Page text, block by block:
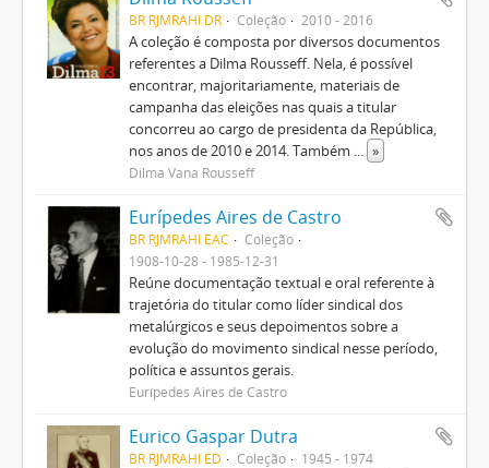
BR RJMRAHI DR Coleção 2010 - 2016
A coleção é composta por diversos documentos
referentes a Dilma Rousseff. Nela, é possível
encontrar, majoritariamente, materiais de
campanha das eleições nas quais a titular
concorreu ao cargo de presidenta da República,
nos anos de 2010 e 2014. Também ... »
Dilma Vana Rousseff
Eurípedes Aires de Castro
BR RJMRAHI EAC
Coleção
1908-10-28 - 1985-12-31
Reúne documentação textual e oral referente à
trajetória do titular como líder sindical dos
metalúrgicos e seus depoimentos sobre a
evolução do movimento sindical nesse período,
política e assuntos gerais.
Eurípedes Aires de Castro
Eurico Gaspar Dutra
BR RJMRAHI ED Coleção 1945 - 1974